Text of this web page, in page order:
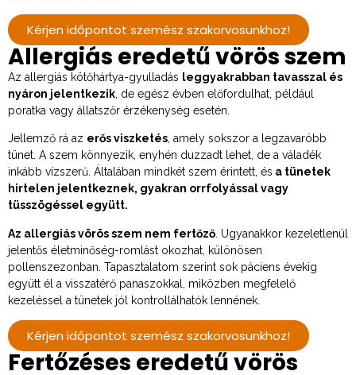
Kérjen időpontot szemész szakorvosunkhoz!
Allergiás eredetű vörös szem
Az allergiás kötőhártya-gyulladás leggyakrabban tavasszal és
nyáron jelentkezik , de egész évben előfordulhat, például
poratka vagy állatszőr érzékenység esetén.
Jellemző rá az erős viszketés, amely sokszor a legzavaróbb
tünet. A szem könnyezik, enyhén duzzadt lehet, de a váladék
inkább vízszerű. Általában mindkét szem érintett, és a tünetek
hirtelen jelentkeznek, gyakran orrfolyással vagy
tüsszögéssel együtt.
Az allergiás vörös szem nem fertőző . Ugyanakkor kezeletlenül
jelentős életminőség-romlást okozhat, különösen
pollenszezonban. Tapasztalatom szerint sok páciens évekig
együtt él a visszatérő panaszokkal, miközben megfelelő
kezeléssel a tünetek jól kontrollálhatók lennének.
Kérjen időpontot szemész szakorvosunkhoz!
Fertőzéses eredetű vörös